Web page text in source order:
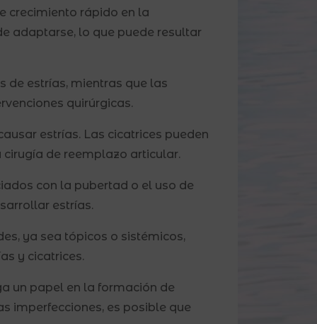
crecimiento rápido en la
adaptarse, lo que puede resultar
de estrías, mientras que las
quirúrgicas.
estrías. Las cicatrices pueden
de reemplazo articular.
con la pubertad o el uso de
estrías.
ya sea tópicos o sistémicos,
y cicatrices.
un papel en la formación de
imperfecciones, es posible que